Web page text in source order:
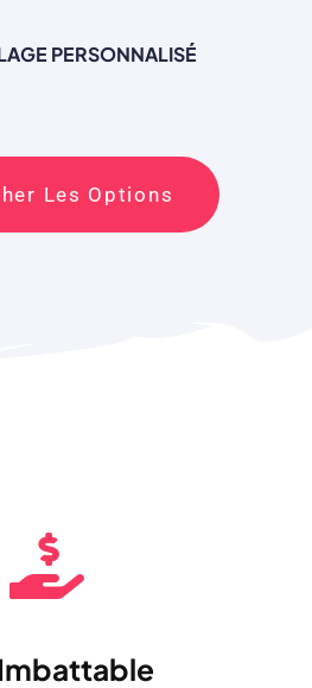
PERSONNALISÉ
Les Options